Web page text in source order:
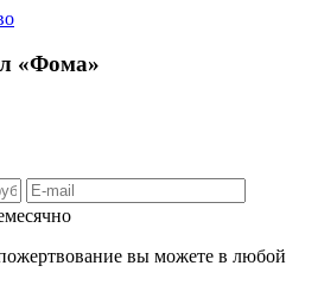
«Фома»
вы можете в любой